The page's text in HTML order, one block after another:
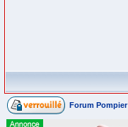
Forum Pompier